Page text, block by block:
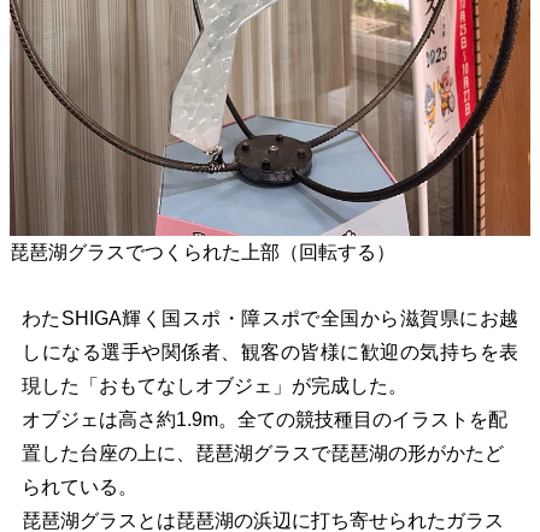
琵琶湖グラスでつくられた上部（回転する）
わたSHIGA輝く国スポ・障スポで全国から滋賀県にお越
しになる選手や関係者、観客の皆様に歓迎の気持ちを表
現した「おもてなしオブジェ」が完成した。
オブジェは高さ約1.9m。全ての競技種目のイラストを配
置した台座の上に、琵琶湖グラスで琵琶湖の形がかたど
られている。
琵琶湖グラスとは琵琶湖の浜辺に打ち寄せられたガラス